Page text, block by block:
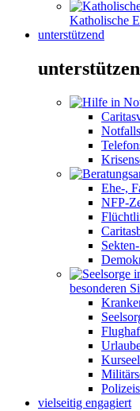
Katholische
unterstützend
Ehe-,
NFP-
besonderen
vielseitig engagiert